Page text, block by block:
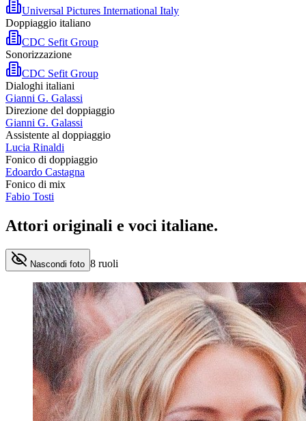
Universal Pictures International Italy
Doppiaggio italiano
CDC Sefit Group
Sonorizzazione
CDC Sefit Group
Dialoghi italiani
Gianni G. Galassi
Direzione del doppiaggio
Gianni G. Galassi
Assistente al doppiaggio
Lucia Rinaldi
Fonico di doppiaggio
Edoardo Castagna
Fonico di mix
Fabio Tosti
Attori originali e voci italiane.
Nascondi foto 8 ruoli